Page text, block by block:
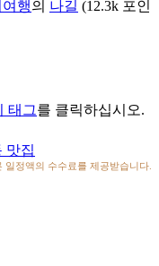
행의 나길 (12.3k 포인
태그를 클릭하십시오.
맛집
정액의 수수료를 제공받습니다.